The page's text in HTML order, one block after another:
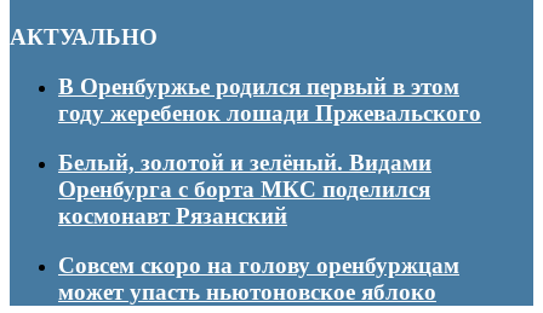
АКТУАЛЬНО
В Оренбуржье родился первый в этом
году жеребенок лошади Пржевальского
Белый, золотой и зелёный. Видами
Оренбурга с борта МКС поделился
космонавт Рязанский
Совсем скоро на голову оренбуржцам
может упасть ньютоновское яблоко